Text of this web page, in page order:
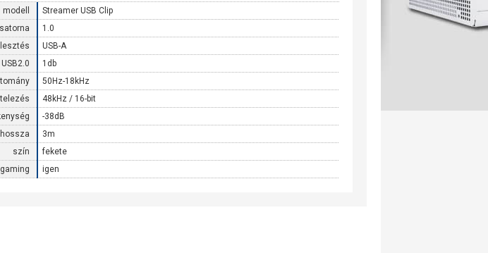
modell
Streamer USB Clip
1.0
USB-A
USB2.0
1db
50Hz-18kHz
48kHz / 16-bit
-38dB
3m
szín
fekete
gaming
igen